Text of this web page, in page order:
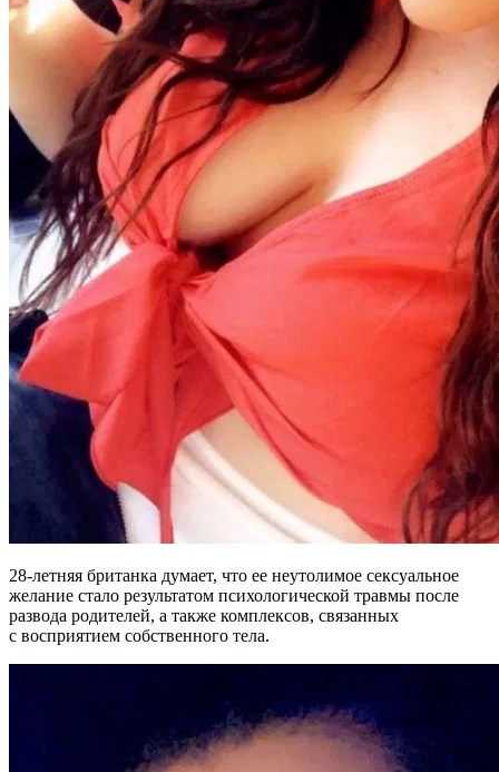
28-летняя британка думает, что ее неутолимое сексуальное
желание стало результатом психологической травмы после
развода родителей, а также комплексов, связанных
с восприятием собственного тела.